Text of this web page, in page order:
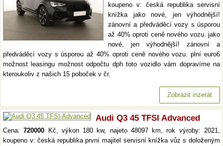
koupeno v: česká republika servisní
knížka jako nové, jen výhodnější!
zánovní a předváděcí vozy s úsporou
až 40% oproti ceně nového vozu. jako
nové, jen výhodnější! zánovní a
předváděcí vozy s úsporou až 40% oproti ceně nového vozu. plní euro6
možnost leasingu možnost odpočtu dph toto vozidlo vám dopravíme na
kteroukoliv z našich 15 poboček v čr.
Zobrazit inzerát
Audi Q3 45 TFSI Advanced
Cena:720000 Kč, výkon 180 kw, najeto 48097 km, rok výroby: 2021,
koupeno v: česká republika první majitel servisní knížka vůz s doloženým